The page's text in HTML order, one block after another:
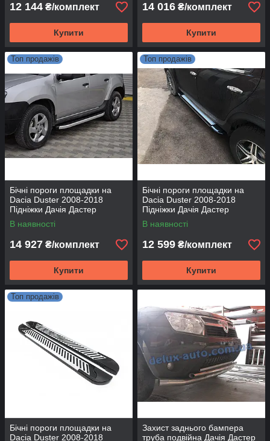
12 144 ₴/комплект
Купити
14 016 ₴/комплект
Купити
Топ продажів
Бічні пороги площадки на
Dacia Duster 2008-2018
Підніжки Дачія Дастер
Fullmond
В наявності
14 927 ₴/комплект
Купити
Топ продажів
Бічні пороги площадки на
Dacia Duster 2008-2018
Підніжки Дачія Дастер
Rainbow
В наявності
12 599 ₴/комплект
Купити
Топ продажів
Бічні пороги площадки на
Dacia Duster 2008-2018
Захист заднього бампера
труба подвійна Дачія Дастер